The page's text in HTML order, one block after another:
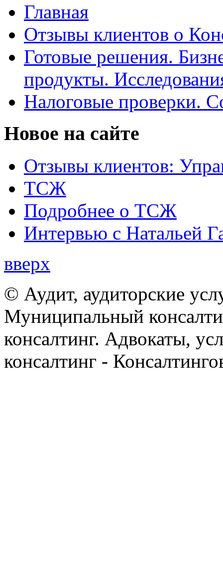
Главная
Отзывы клиентов о
Готовые решения.
продукты.
Налоговые проверки.
Новое на сайте
Отзывы клиентов:
ТСЖ
Подробнее о ТСЖ
Интервью с Натальей
вверх
© Аудит, аудиторские
Муниципальный
консалтинг. Адвокаты,
консалтинг -